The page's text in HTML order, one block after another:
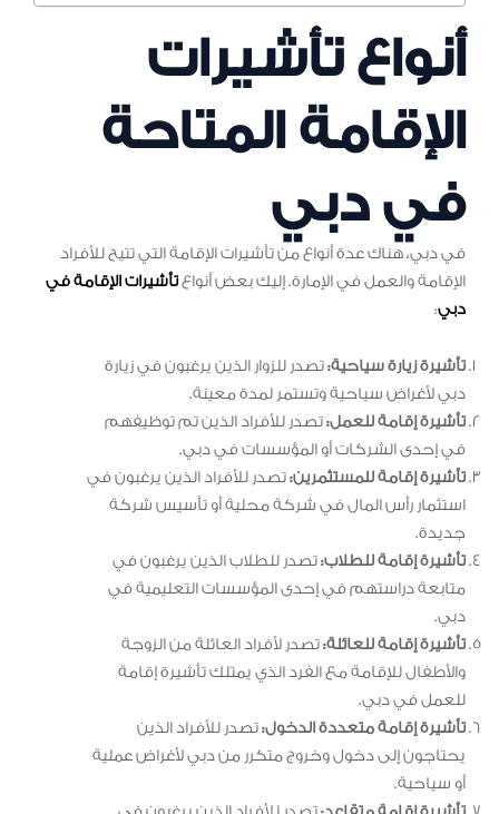
أنواع تأشيرات
الإقامة المتاحة
في دبي
في دبي، هناك عدة أنواع من تأشيرات الإقامة التي تتيح للأفراد
الإقامة والعمل في الإمارة. إليك بعض أنواعتأشيرات الإقامة في
دبي:
تأشيرة زيارة سياحية:تصدر للزوار الذين يرغبون في زيارة
دبي لأغراض سياحية وتستمر لمدة معينة.
تأشيرة إقامة للعمل:تصدر للأفراد الذين تم توظيفهم
في إحدى الشركات أو المؤسسات في دبي.
تأشيرة إقامة للمستثمرين:تصدر للأفراد الذين يرغبون في
استثمار رأس المال في شركة محلية أو تأسيس شركة
جديدة.
تأشيرة إقامة للطلاب:تصدر للطلاب الذين يرغبون في
متابعة دراستهم في إحدى المؤسسات التعليمية في
دبي.
تأشيرة إقامة للعائلة:تصدر لأفراد العائلة من الزوجة
والأطفال للإقامة مع الفرد الذي يمتلك تأشيرة إقامة
للعمل في دبي.
تأشيرة إقامة متعددة الدخول:تصدر للأفراد الذين
يحتاجون إلى دخول وخروج متكرر من دبي لأغراض عملية
أو سياحية.